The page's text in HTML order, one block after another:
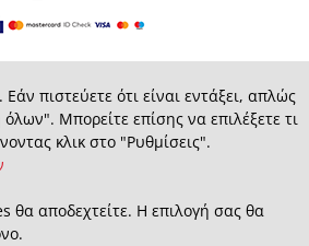
πιστεύετε ότι είναι εντάξει, απλώς
Μπορείτε επίσης να επιλέξετε τι
κλικ στο "Ρυθμίσεις".
θα αποδεχτείτε. Η επιλογή σας θα